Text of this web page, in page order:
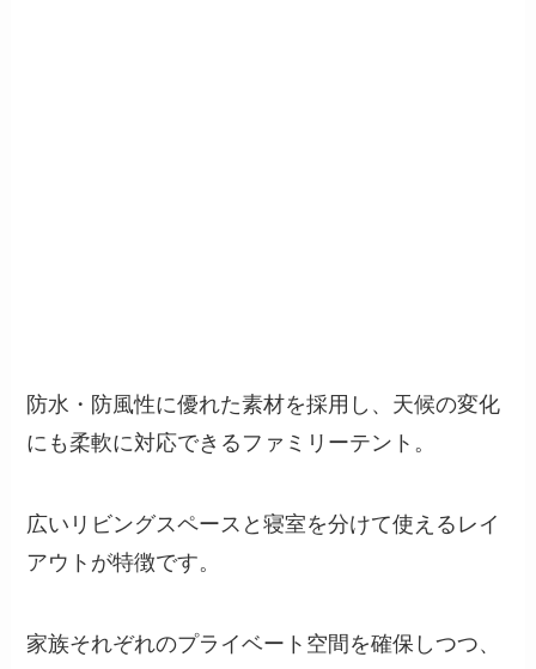
防水・防風性に優れた素材を採用し、天候の変化
にも柔軟に対応できるファミリーテント。
広いリビングスペースと寝室を分けて使えるレイ
アウトが特徴です。
家族それぞれのプライベート空間を確保しつつ、